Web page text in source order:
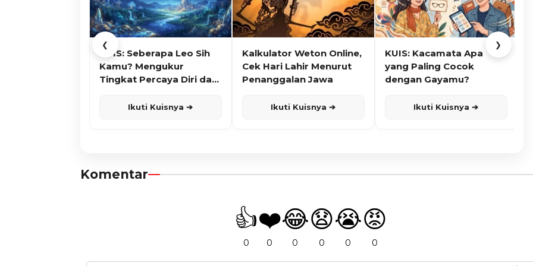
❮
KUIS: Seberapa Leo Sih
Kamu? Mengukur
Tingkat Percaya Diri dan
Ikuti Kuisnya ➔
Kalkulator Weton Online,
Cek Hari Lahir Menurut
Penanggalan Jawa
Ikuti Kuisnya ➔
KUIS: Kacamata Apa
yang Paling Cocok
dengan Gayamu?
Ikuti Kuisnya ➔
❯
Komentar
👍
0
❤️
0
😂
0
😧
0
😭
0
😡
0